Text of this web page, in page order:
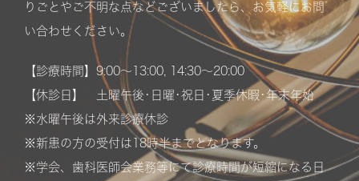
りごとやご不明な点などございましたら、お気軽にお問
い合わせください。
【診療時間】9:00〜13:00, 14:30〜20:00
【休診日】 土曜午後･日曜･祝日･夏季休暇･年末年始
※水曜午後は外来診療休診
※新患の方の受付は18時半までとなります。
※学会、歯科医師会業務等にて診療時間が短縮になる日